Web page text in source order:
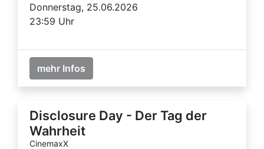
Donnerstag, 25.06.2026
23:59 Uhr
mehr Infos
Disclosure Day - Der Tag der
Wahrheit
CinemaxX